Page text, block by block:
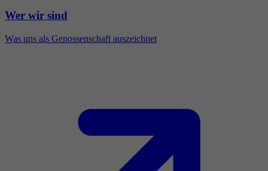
Wer wir sind
Was uns als Genossenschaft auszeichnet